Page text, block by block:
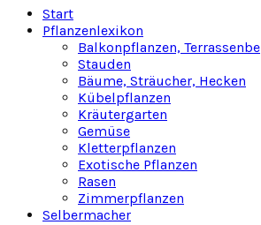
Start
Pflanzenlexikon
Balkonpflanzen,
Stauden
Bäume, Sträucher, Hecken
Kübelpflanzen
Kräutergarten
Gemüse
Kletterpflanzen
Exotische Pflanzen
Rasen
Zimmerpflanzen
Selbermacher